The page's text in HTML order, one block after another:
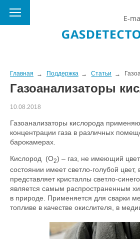
E-
Главная Поддержка Статьи
Газоанализаторы
10.08.2018
Газоанализаторы кислорода
концентрации газа в различных
барокамерах.
Кислород (O2) – газ, не имеющий
состоянии имеет светло-голубой цвет,
представляет кристаллы светло-
является самым распространенным
в природе. Применяется для сварки
топливе в качестве окислителя, в